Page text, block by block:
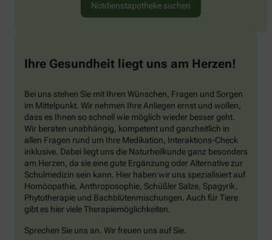
Notdienstapotheke suchen
Ihre Gesundheit liegt uns am Herzen!
Bei uns stehen Sie mit Ihren Wünschen, Fragen und Sorgen
im Mittelpunkt. Wir nehmen Ihre Anliegen ernst und wollen,
dass es Ihnen so schnell wie möglich wieder besser geht.
Wir beraten unabhängig, kompetent und ganzheitlich in
allen Fragen rund um Ihre Medikation, Interaktions-Check
inklusive. Dabei liegt uns die Naturheilkunde ganz besonders
am Herzen, da sie eine gute Ergänzung oder Alternative zur
Schulmedizin sein kann. Hier haben wir uns spezialisiert auf
Homöopathie, Anthroposophie, Schüßler Salze, Spagyrik,
Phytotherapie und Bachblütenmischungen. Auch für Tiere
gibt es hier viele Therapiemöglichkeiten.
Sprechen Sie uns an. Wir freuen uns auf Sie.